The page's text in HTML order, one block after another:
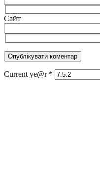
Сайт
Current ye@r *